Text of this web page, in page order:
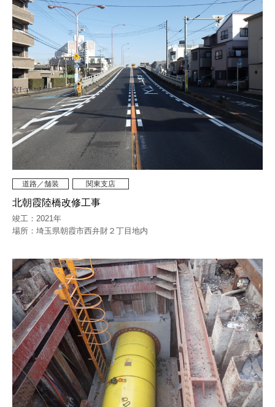
道路／舗装 関東支店
北朝霞陸橋改修工事
竣工：2021年
場所：埼玉県朝霞市西弁財２丁目地内